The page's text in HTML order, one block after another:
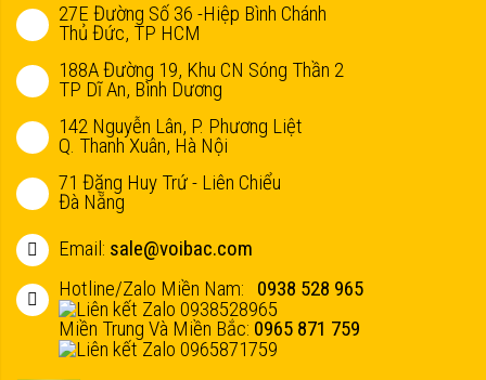
27E Đường Số 36 -Hiệp Bình Chánh
Thủ Đức, TP HCM
188A Đường 19, Khu CN Sóng Thần 2
TP Dĩ An, Bình Dương
142 Nguyễn Lân, P. Phương Liệt
Q. Thanh Xuân, Hà Nội
71 Đặng Huy Trứ - Liên Chiểu
Đà Nẵng
Email: sale@voibac.com
Hotline/Zalo Miền Nam: 0938 528 965
Miền Trung Và Miền Bắc: 0965 871 759